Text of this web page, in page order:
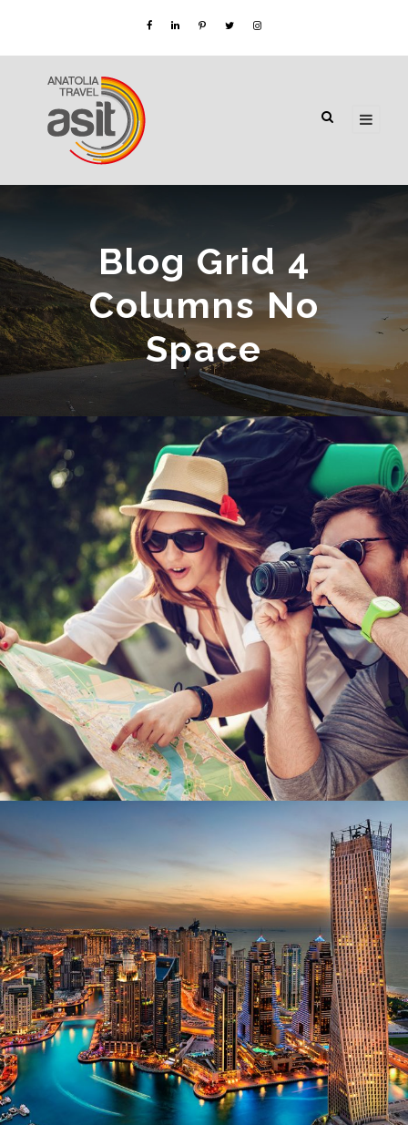
Blog Grid 4
Columns No
Space
6 Ιουνίου, 2016 admin